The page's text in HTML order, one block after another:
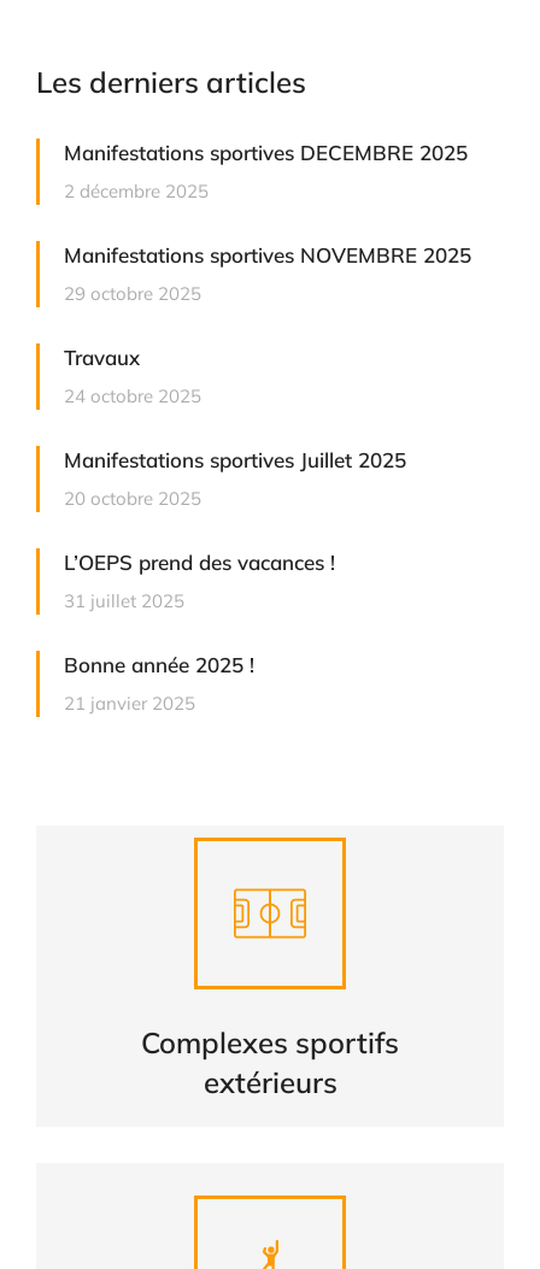
Les derniers articles
Manifestations sportives DECEMBRE 2025
2 décembre 2025
Manifestations sportives NOVEMBRE 2025
29 octobre 2025
Travaux
24 octobre 2025
Manifestations sportives Juillet 2025
20 octobre 2025
L’OEPS prend des vacances !
31 juillet 2025
Bonne année 2025 !
21 janvier 2025
Complexes sportifs
extérieurs
Complexes sportifs
extérieurs
CONSULTER
Liste complète des clubs de